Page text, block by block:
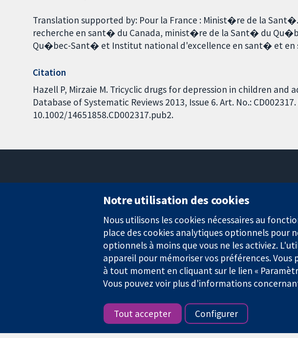
Translation supported by: Pour la France : Minist�re de la
recherche en sant� du Canada, minist�re de la Sant� du
Qu�bec-Sant� et Institut national d'excellence en sant� et en
Citation
Hazell P, Mirzaie M. Tricyclic drugs for depression in children and
Database of Systematic Reviews 2013, Issue 6. Art. No.: CD002317.
10.1002/14651858.CD002317.pub2.
Londres
Royaume-Uni
La Collaboration Cochrane est une association caritative (n° 1045921) et une société à
Copyright © 2026 The Cochrane Collaboration Conditions
Notre utilisation des cookies
Nous utilisons les cookies nécessaires au
place des cookies analytiques optionnels pour
optionnels à moins que vous ne les activiez.
appareil pour mémoriser vos préférences.
à tout moment en cliquant sur le lien «
Vous pouvez voir plus d'informations
Tout accepter Configurer